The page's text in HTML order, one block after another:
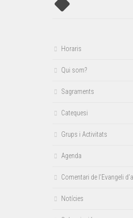
Horaris
Qui som?
Sagraments
Catequesi
Grups i Activitats
Agenda
Comentari de l’Evangeli
Notícies